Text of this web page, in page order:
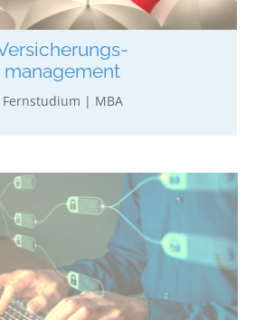
management
Fernstudium | MBA
ökonomie, -recht, -industrie 4.0.
mehr erfahren…
Grundstudium in Verbindung mit